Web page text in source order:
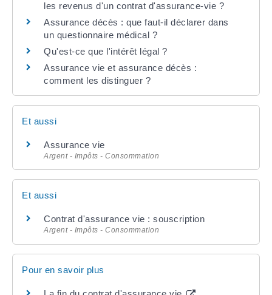
les revenus d'un contrat d'assurance-vie ?
Assurance décès : que faut-il déclarer dans
un questionnaire médical ?
Qu'est-ce que l'intérêt légal ?
Assurance vie et assurance décès :
comment les distinguer ?
Et aussi
Assurance vie
Argent - Impôts - Consommation
Et aussi
Contrat d'assurance vie : souscription
Argent - Impôts - Consommation
Pour en savoir plus